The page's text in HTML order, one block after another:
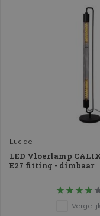
Lucide
LED Vloerlamp
E27 fitting - dimbaar